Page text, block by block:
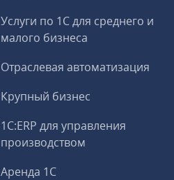
Услуги по 1С для среднего и
малого бизнеса
Отраслевая автоматизация
Крупный бизнес
1С:ERP для управления
производством
Аренда 1С